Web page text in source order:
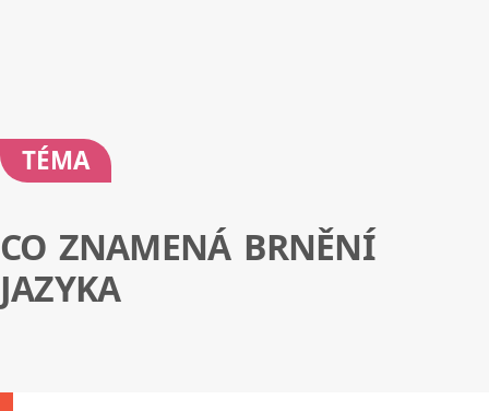
TÉMA
CO ZNAMENÁ BRNĚNÍ
JAZYKA